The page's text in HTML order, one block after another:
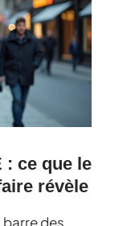
: ce que le
révèle
barre des